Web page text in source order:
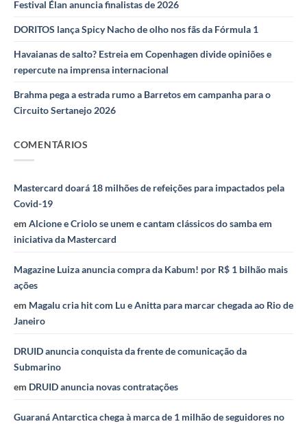
Festival Élan anuncia finalistas de 2026
DORITOS lança Spicy Nacho de olho nos fãs da Fórmula 1
Havaianas de salto? Estreia em Copenhagen divide opiniões e
repercute na imprensa internacional
Brahma pega a estrada rumo a Barretos em campanha para o
Circuito Sertanejo 2026
COMENTÁRIOS
Mastercard doará 18 milhões de refeições para impactados pela
Covid-19
em Alcione e Criolo se unem e cantam clássicos do samba em
iniciativa da Mastercard
Magazine Luiza anuncia compra da Kabum! por R$ 1 bilhão mais
ações
em Magalu cria hit com Lu e Anitta para marcar chegada ao Rio de
Janeiro
DRUID anuncia conquista da frente de comunicação da
Submarino
em DRUID anuncia novas contratações
Guaraná Antarctica chega à marca de 1 milhão de seguidores no